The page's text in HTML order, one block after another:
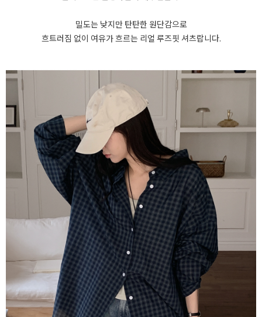
밀도는 낮지만 탄탄한 원단감으로
흐트러짐 없이 여유가 흐르는 리얼 루즈핏 셔츠랍니다.